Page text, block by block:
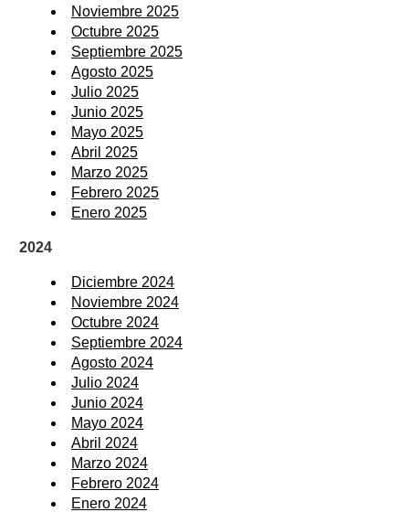
Noviembre 2025
Octubre 2025
Septiembre 2025
Agosto 2025
Julio 2025
Junio 2025
Mayo 2025
Abril 2025
Marzo 2025
Febrero 2025
Enero 2025
2024
Diciembre 2024
Noviembre 2024
Octubre 2024
Septiembre 2024
Agosto 2024
Julio 2024
Junio 2024
Mayo 2024
Abril 2024
Marzo 2024
Febrero 2024
Enero 2024